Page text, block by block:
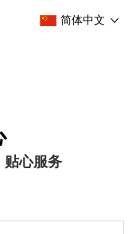
简体中文
贴心服务